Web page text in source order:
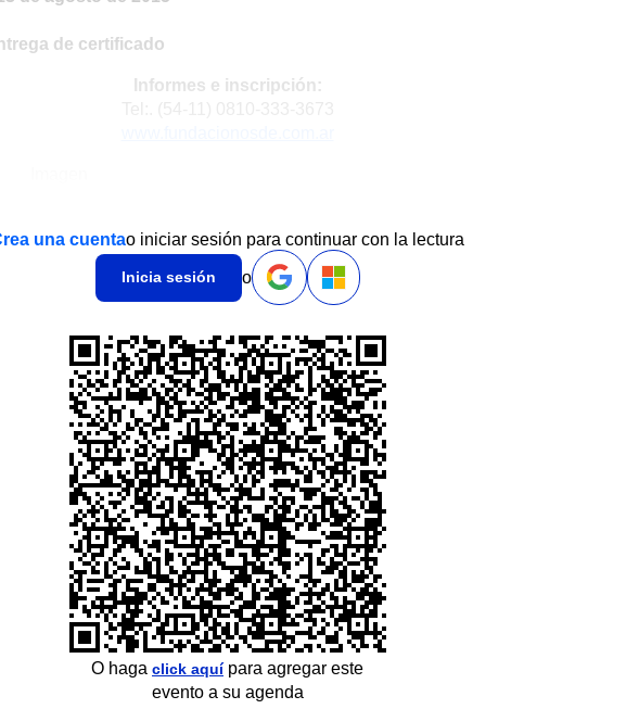
de certificado
Informes e inscripción:
una cuentao iniciar sesión para continuar con la lectura
Inicia sesión o
O haga click aquípara agregar este
evento a su agenda